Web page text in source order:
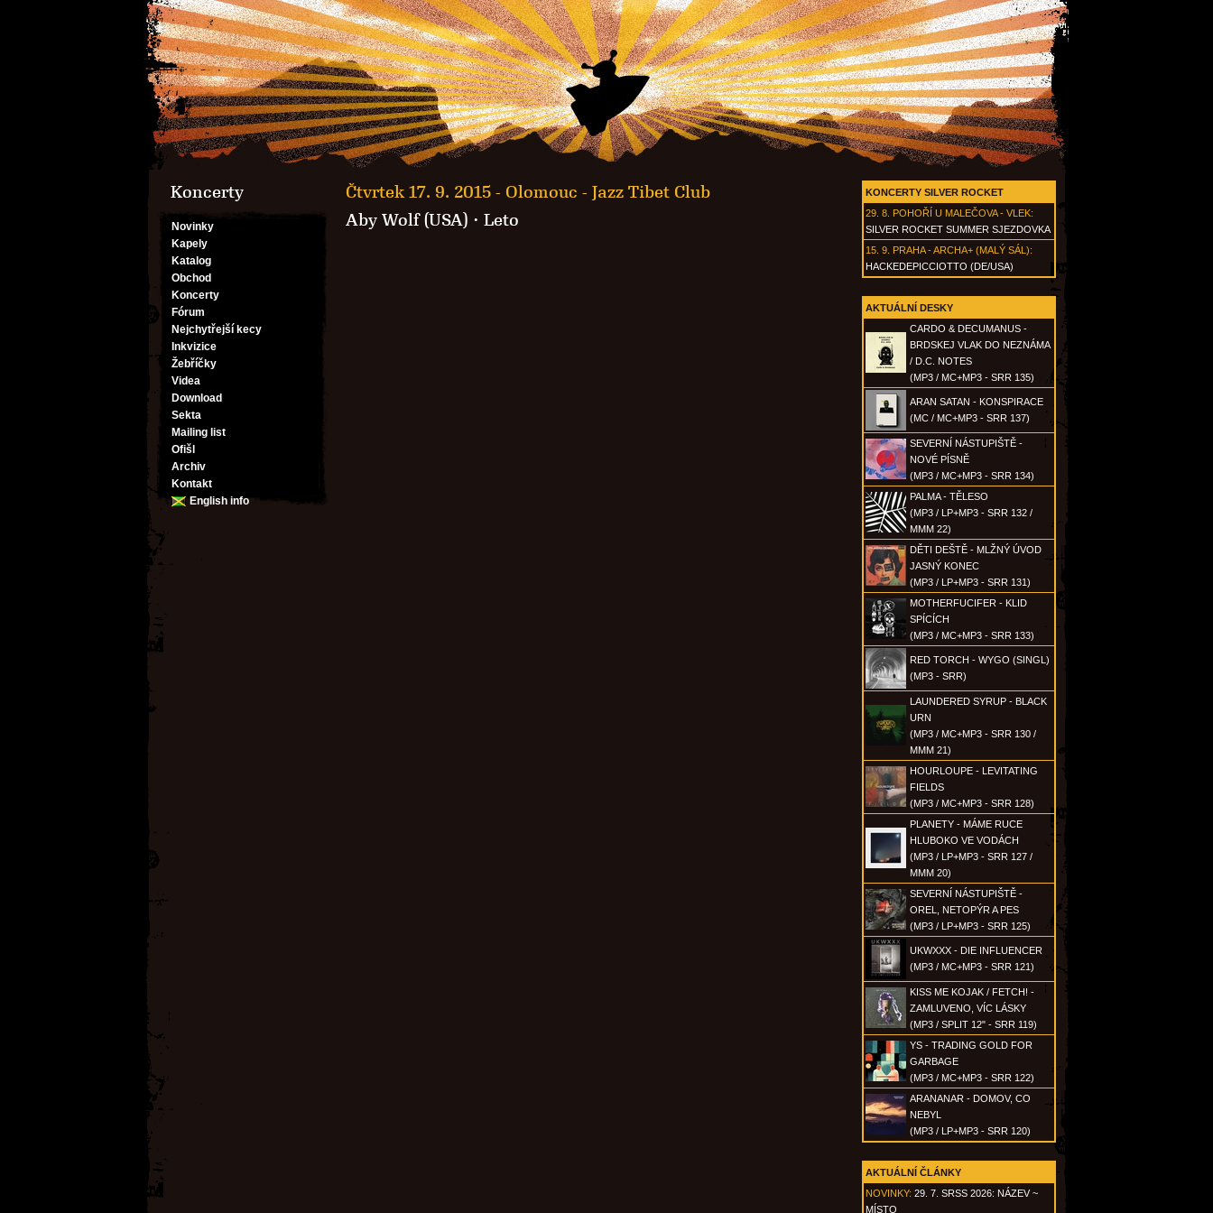
Koncerty
Novinky
Kapely
Katalog
Obchod
Koncerty
Fórum
Nejchytřejší kecy
Inkvizice
Žebříčky
Videa
Download
Sekta
Mailing list
Ofišl
Archiv
Kontakt
English info
KONCERTY SILVER ROCKET
29. 8. POHOŘÍ U MALEČOVA - VLEK:
SILVER ROCKET SUMMER SJEZDOVKA
15. 9. PRAHA - ARCHA+ (MALÝ SÁL):
HACKEDEPICCIOTTO (DE/USA)
AKTUÁLNÍ DESKY
CARDO & DECUMANUS -
BRDSKEJ VLAK DO NEZNÁMA
/ D.C. NOTES
(MP3 / MC+MP3 - SRR 135)
ARAN SATAN - KONSPIRACE
(MC / MC+MP3 - SRR 137)
SEVERNÍ NÁSTUPIŠTĚ -
NOVÉ PÍSNĚ
(MP3 / MC+MP3 - SRR 134)
PALMA - TĚLESO
(MP3 / LP+MP3 - SRR 132 /
MMM 22)
DĚTI DEŠTĚ - MLŽNÝ ÚVOD
JASNÝ KONEC
(MP3 / LP+MP3 - SRR 131)
MOTHERFUCIFER - KLID
SPÍCÍCH
(MP3 / MC+MP3 - SRR 133)
RED TORCH - WYGO (SINGL)
(MP3 - SRR)
LAUNDERED SYRUP - BLACK
URN
(MP3 / MC+MP3 - SRR 130 /
MMM 21)
HOURLOUPE - LEVITATING
FIELDS
(MP3 / MC+MP3 - SRR 128)
PLANETY - MÁME RUCE
HLUBOKO VE VODÁCH
(MP3 / LP+MP3 - SRR 127 /
MMM 20)
SEVERNÍ NÁSTUPIŠTĚ -
OREL, NETOPÝR A PES
(MP3 / LP+MP3 - SRR 125)
UKWXXX - DIE INFLUENCER
(MP3 / MC+MP3 - SRR 121)
KISS ME KOJAK / FETCH! -
ZAMLUVENO, VÍC LÁSKY
(MP3 / SPLIT 12" - SRR 119)
YS - TRADING GOLD FOR
GARBAGE
(MP3 / MC+MP3 - SRR 122)
ARANANAR - DOMOV, CO
NEBYL
(MP3 / LP+MP3 - SRR 120)
AKTUÁLNÍ ČLÁNKY
NOVINKY: 29. 7. SRSS 2026: NÁZEV ~
MÍSTO
Čtvrtek 17. 9. 2015 - Olomouc - Jazz Tibet Club
Aby Wolf (USA) · Leto